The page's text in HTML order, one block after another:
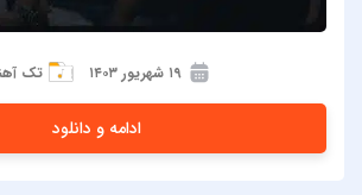
۱۹ شهریور ۱۴۰۳ تک
ادامه و دانلود